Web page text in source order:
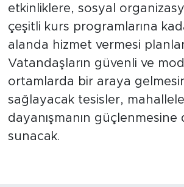
etkinliklere, sosyal
çeşitli kurs programlarına
alanda hizmet vermesi
Vatandaşların güvenli ve
ortamlarda bir araya
sağlayacak tesisler,
dayanışmanın güçlenmesine
sunacak.